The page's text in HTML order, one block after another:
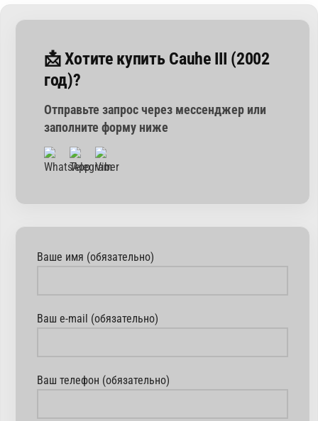
📩 Хотите купить Cauhe III (2002
год)?
Отправьте запрос через мессенджер или
заполните форму ниже
Ваше имя (обязательно)
Ваш e-mail (обязательно)
Ваш телефон (обязательно)